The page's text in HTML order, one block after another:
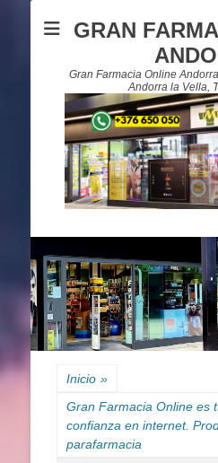
GRAN
Gran Farmacia Online
Andorra la Vella,
Inicio »
Gran Farmacia Online es
confianza en internet.
parafarmacia